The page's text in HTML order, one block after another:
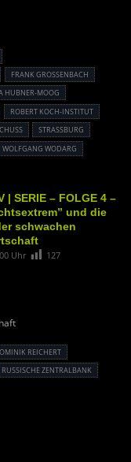
FRANK GROSSENBACH
HUBNER-MOOG
ROBERT KOCH-INSTITUT
STRASSBURG
WOLFGANG WODARG
| SERIE – FOLGE 4 –
und die
schwachen
Uhr 127
REICHERT
RUSSISCHE ZENTRALBANK